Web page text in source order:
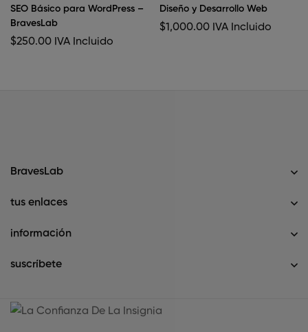
SEO Básico para WordPress –
BravesLab
$250.00 IVA Incluido
Diseño y Desarrollo Web
$1,000.00 IVA Incluido
BravesLab
tus enlaces
información
suscríbete